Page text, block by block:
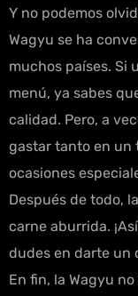
Y no podemos
Wagyu se ha
muchos países. Si
menú, ya sabes
calidad. Pero, a
gastar tanto en un
ocasiones
Después de todo,
carne aburrida.
dudes en darte un
En fin, la Wagyu